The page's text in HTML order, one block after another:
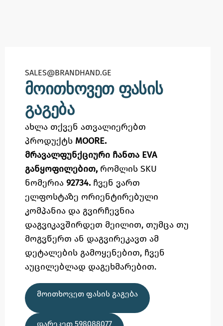
SALES@BRANDHAND.GE​
მოითხოვეთ ფასის
გაგება
ახლა თქვენ ათვალიერებთ
პროდუქტს MOORE.
მრავალფუნქციური ჩანთა EVA
განყოფილებით, რომლის SKU
ნომერია 92734. ჩვენ ვართ
ელფოსტაზე ორიენტირებული
კომპანია და გვირჩევნია
დაგვიკავშირდეთ მეილით, თუმცა თუ
მოგვწერთ ან დაგვირეკავთ ამ
დეტალების გამოყენებით, ჩვენ
აუცილებლად დაგეხმარებით.
ᲛᲝᲘᲗᲮᲝᲕᲔᲗ ᲤᲐᲡᲘᲡ ᲒᲐᲒᲔᲑᲐ
ᲓᲐᲠᲔᲙᲔᲗ 598088077